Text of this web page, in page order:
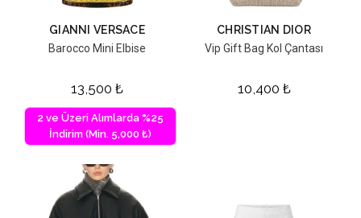
GIANNI VERSACE
Barocco Mini Elbise
13,500 ₺
2 ve Üzeri Alımlarda %25
İndirim (Min. 5,000 ₺)
CHRISTIAN DIOR
Vip Gift Bag Kol Çantası
10,400 ₺